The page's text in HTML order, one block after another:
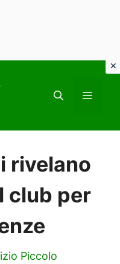
rivelano
club per
Piccolo